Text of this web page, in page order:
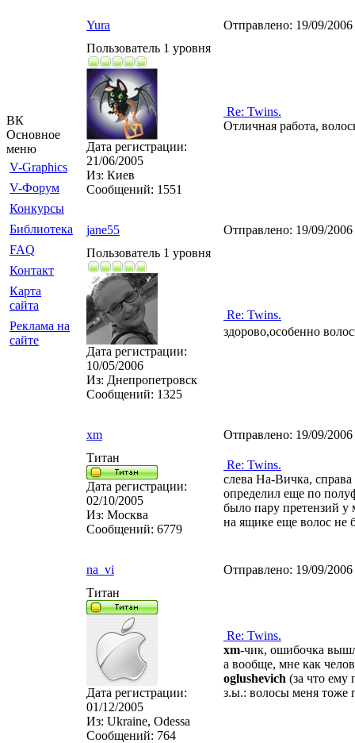
ВК
Основное
меню
V-Graphics
V-Форум
Конкурсы
Библиотека
FAQ
Контакт
Карта
сайта
Реклама на
сайте
Yura Отправлено: 19/09/
Пользователь 1 уровня
Дата регистрации:
21/06/2005
Из: Киев
Сообщений: 1551
Re: Twins.
Отличная работа,
jane55 Отправлено: 19/09/
Пользователь 1 уровня
Дата регистрации:
10/05/2006
Из: Днепропетровск
Сообщений: 1325
Re: Twins.
здорово,особенно
xm Отправлено: 19/09/
Титан
Дата регистрации:
02/10/2005
Из: Москва
Сообщений: 6779
Re: Twins.
слева На-Вичка, справа
определил еще по
было пару претензий у
на ящике еще волос не
na_vi Отправлено: 19/09/
Титан
Дата регистрации:
01/12/2005
Из: Ukraine, Odessa
Сообщений: 764
Re: Twins.
xm-чик, ошибочка
а вообще, мне как
oglushevich (за что ему
з.ы.: волосы меня тоже